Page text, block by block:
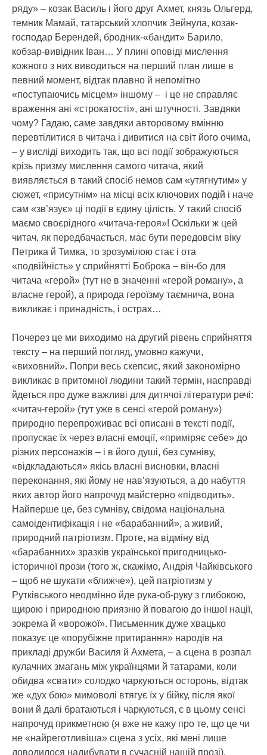
ряду» – козак Василь і його друг Ахмет, князь Ольгерд,
темник Мамай, татарський хлопчик Зейнула, козак-
господар Берендей, бродник-«бандит» Барило,
кобзар-вивідник Іван… У плині оповіді мислення
кожного з них виводиться на перший план лише в
певний момент, відтак плавно й непомітно
«поступаючись місцем» іншому – і це не справляє
враження ані «строкатості», ані штучності. Завдяки
чому? Гадаю, саме завдяки авторовому вмінню
перевтілитися в читача і дивитися на світ його очима,
– у висліді виходить так, що всі події зображуються
крізь призму мислення самого читача, який
виявляється в такий спосіб немов сам «утягнутим» у
сюжет, «присутнім» на місці всіх ключових подій і наче
сам «зв’язує» ці події в єдину цілість. У такий спосіб
маємо своєрідного «читача-героя»! Оскільки ж цей
читач, як передбачається, має бути передовсім віку
Петрика й Тимка, то зрозумілою стає і ота
«подвійність» у сприйнятті Боброка – він-бо для
читача «герой» (тут не в значенні «герой роману», а
власне герой), а природа героїзму таємнича, вона
викликає і принадність, і острах…
Почерез це ми виходимо на другий рівень сприйняття
тексту – на перший погляд, умовно кажучи,
«виховний». Попри весь скепсис, який закономірно
викликає в притомної людини такий термін, насправді
йдеться про дуже важливі для дитячої літератури речі:
«читач-герой» (тут уже в сенсі «герой роману»)
природно перепроживає всі описані в тексті події,
пропускає їх через власні емоції, «приміряє себе» до
різних персонажів – і в його душі, без сумніву,
«відкладаються» якісь власні висновки, власні
переконання, які йому не нав’язуються, а до набуття
яких автор його напрочуд майстерно «підводить».
Найперше це, без сумніву, свідома національна
самоідентифікація і не «барабанний», а живий,
природний патріотизм. Проте, на відміну від
«барабанних» зразків української пригодницько-
історичної прози (того ж, скажімо, Андрія Чайківського
– щоб не шукати «ближче»), цей патріотизм у
Рутківського неодмінно йде рука-об-руку з глибокою,
щирою і природною приязню й повагою до іншої нації,
зокрема й «ворожої». Письменник дуже хвацько
показує це «порубіжне притирання» народів на
прикладі дружби Василя й Ахмета, – а сцена в розпал
кулачних змагань між українцями й татарами, коли
обидва «свати» солодко чаркуються осторонь, відтак
же «дух бою» мимоволі втягує їх у бійку, після якої
вони й далі братаються і чаркуються, є в цьому сенсі
напрочуд прикметною (я вже не кажу про те, що це чи
не «найреготливіша» сцена з усіх, які мені лише
доводилося надибувати в сучасній нашій прозі).